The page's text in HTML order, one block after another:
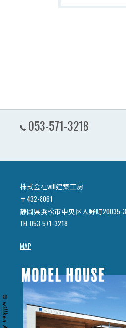
053-571-3218
株式会社will建築工房
〒432-8061
静岡県浜松市中央区入野町20035-3
TEL 053-571-3218
MAP